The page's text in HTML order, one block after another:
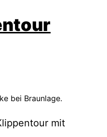
bei Braunlage.
mit